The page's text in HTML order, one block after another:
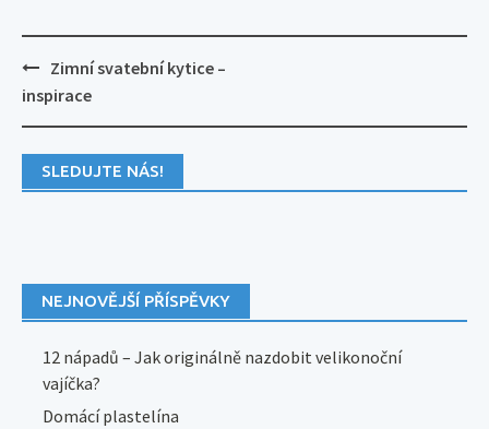
Post
navigation
Zimní svatební kytice –
inspirace
SLEDUJTE NÁS!
NEJNOVĚJŠÍ PŘÍSPĚVKY
12 nápadů – Jak originálně nazdobit velikonoční
vajíčka?
Domácí plastelína